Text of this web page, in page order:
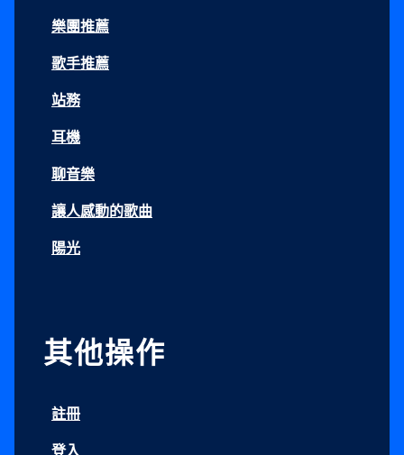
樂團推薦
歌手推薦
站務
耳機
聊音樂
讓人感動的歌曲
陽光
其他操作
註冊
登入